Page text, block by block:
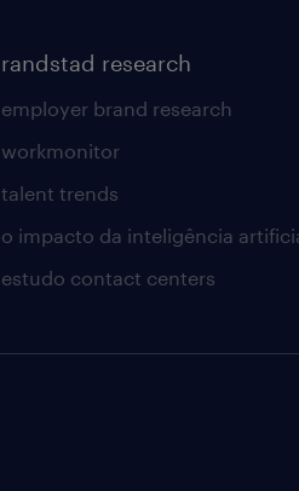
randstad research
employer brand research
workmonitor
talent trends
o impacto da inteligência
estudo contact centers